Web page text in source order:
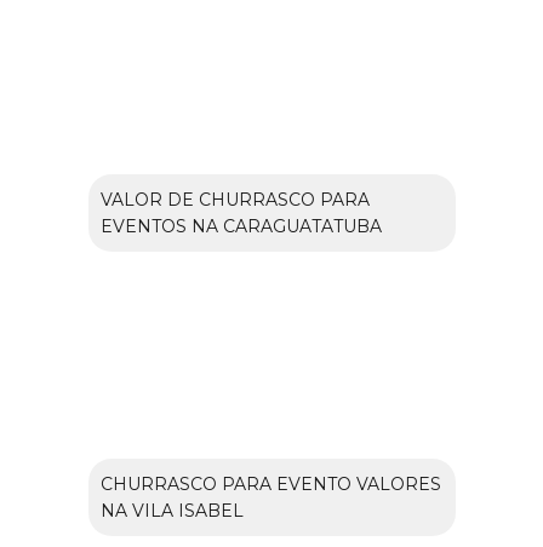
VALOR DE CHURRASCO PARA
EVENTOS NA CARAGUATATUBA
CHURRASCO PARA EVENTO VALORES
NA VILA ISABEL